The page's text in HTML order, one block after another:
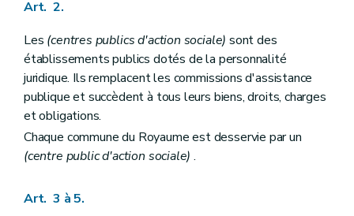
Art. 50
Art. 52
Art. 53
Art. 54
Art. 55
Art. 55bis
Art. 56
Chapitre IV
Section première Missions générales et exécution
Art. 57
Art. 57
Art. 2.
Les (centres publics d'action sociale) sont des
établissements publics dotés de la personnalité
juridique. Ils remplacent les commissions d'assistance
publique et succèdent à tous leurs biens, droits, charges
et obligations.
Chaque commune du Royaume est desservie par un
(centre public d'action sociale) .
Art. 3 à 5.